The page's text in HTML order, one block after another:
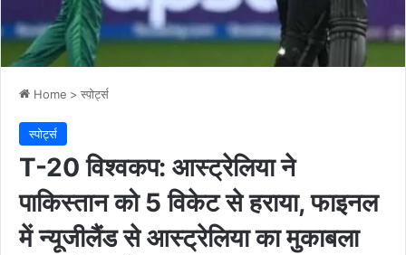
Home > स्पोर्ट्स
स्पोर्ट्स
T-20 विश्वकप: आस्ट्रेलिया ने
पाकिस्तान को 5 विकेट से हराया, फाइनल
में न्यूजीलैंड से आस्ट्रेलिया का मुकाबला